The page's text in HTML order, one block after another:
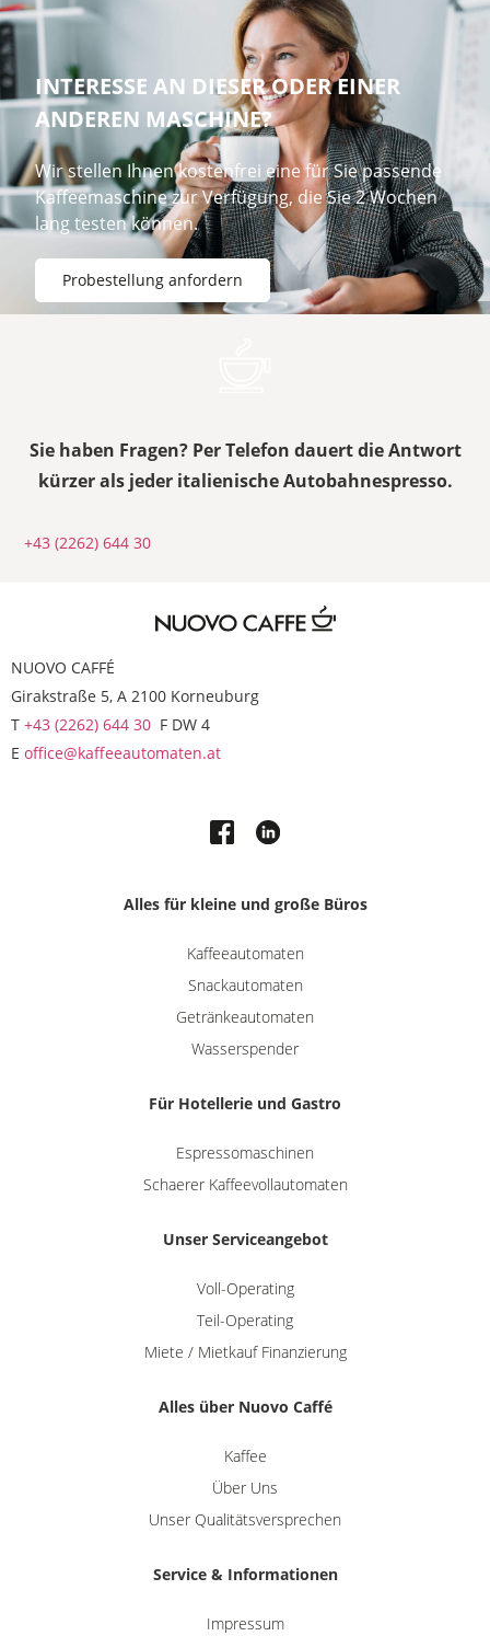
INTERESSE AN DIESER ODER EINER
ANDEREN MASCHINE?
Wir stellen Ihnen kostenfrei eine für Sie passende
Kaffeemaschine zur Verfügung, die Sie 2 Wochen
lang testen können.
Probestellung anfordern
Sie haben Fragen? Per Telefon dauert die Antwort
kürzer als jeder italienische Autobahnespresso.
+43 (2262) 644 30
NUOVO CAFFÉ
Girakstraße 5, A 2100 Korneuburg
T +43 (2262) 644 30 F DW 4
E office@kaffeeautomaten.at
Alles für kleine und große Büros
Kaffeeautomaten
Snackautomaten
Getränkeautomaten
Wasserspender
Für Hotellerie und Gastro
Espressomaschinen
Schaerer Kaffeevollautomaten
Unser Serviceangebot
Voll-Operating
Teil-Operating
Miete / Mietkauf Finanzierung
Alles über Nuovo Caffé
Kaffee
Über Uns
Unser Qualitätsversprechen
Service & Informationen
Impressum